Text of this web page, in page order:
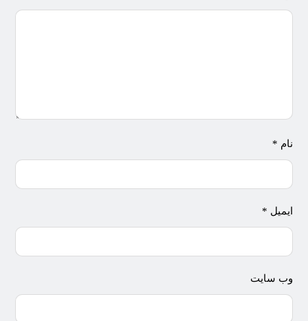
نام *
ایمیل *
وب‌ سایت